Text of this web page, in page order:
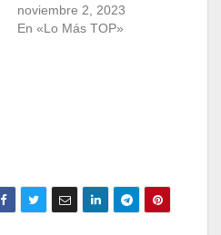
noviembre 2, 2023
En «Lo Más TOP»